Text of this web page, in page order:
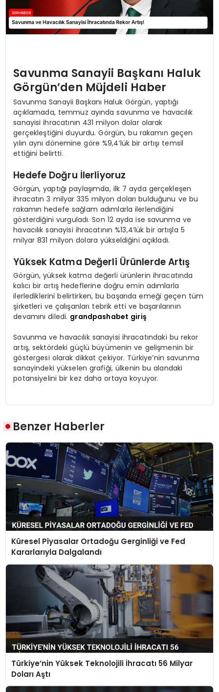
Savunma Sanayii Başkanı Haluk
Görgün’den Müjdeli Haber
Savunma Sanayii Başkanı Haluk Görgün, yaptığı
açıklamada, temmuz ayında savunma ve havacılık
sanayisi ihracatının 431 milyon dolar olarak
gerçekleştiğini duyurdu. Görgün, bu rakamın geçen
yılın aynı dönemine göre %9,4’lük bir artışı temsil
ettiğini belirtti.
Hedefe Doğru İlerliyoruz
Görgün, yaptığı paylaşımda, ilk 7 ayda gerçekleşen
ihracatın 3 milyar 335 milyon doları bulduğunu ve bu
rakamın hedefe sağlam adımlarla ilerlendiğini
gösterdiğini vurguladı. Son 12 ayda ise savunma ve
havacılık sanayisi ihracatının %13,4’lük bir artışla 5
milyar 831 milyon dolara yükseldiğini açıkladı.
Yüksek Katma Değerli Ürünlerde Artış
Görgün, yüksek katma değerli ürünlerin ihracatında
kalıcı bir artış hedeflerine doğru emin adımlarla
ilerlediklerini belirtirken, bu başarıda emeği geçen tüm
şirketleri ve çalışanları tebrik etti ve başarılarının
devamını diledi. grandpashabet giriş
Savunma ve havacılık sanayisi ihracatındaki bu rekor
artış, sektördeki güçlü büyümenin ve gelişmenin bir
göstergesi olarak dikkat çekiyor. Türkiye’nin savunma
sanayindeki yükselen grafiği, ülkenin bu alandaki
potansiyelini bir kez daha ortaya koyuyor.
Benzer Haberler
Küresel Piyasalar Ortadoğu Gerginliği ve Fed
Kararlarıyla Dalgalandı
Türkiye’nin Yüksek Teknolojili İhracatı 56 Milyar
Doları Aştı